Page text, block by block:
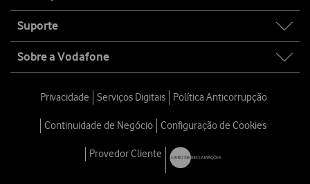
Suporte
Sobre a Vodafone
Privacidade Serviços Digitais Política Anticorrupção
Continuidade de Negócio Configuração de Cookies
Provedor Cliente